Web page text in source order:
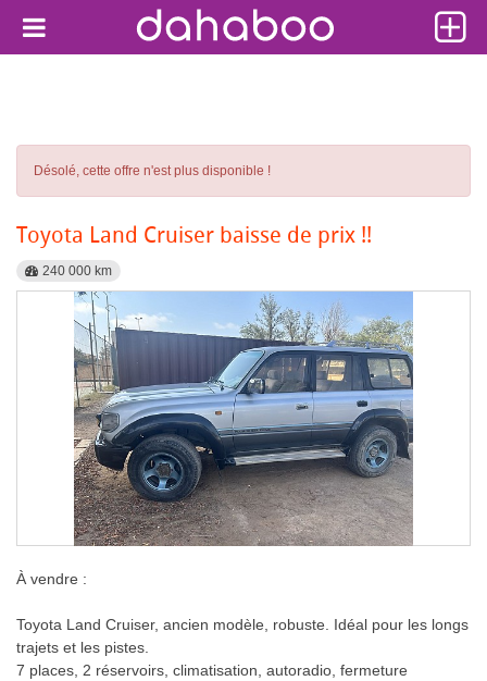
Désolé, cette offre n'est plus disponible !
Toyota Land Cruiser baisse de prix !!
240 000 km
À vendre :
Toyota Land Cruiser, ancien modèle, robuste. Idéal pour les longs
trajets et les pistes.
7 places, 2 réservoirs, climatisation, autoradio, fermeture